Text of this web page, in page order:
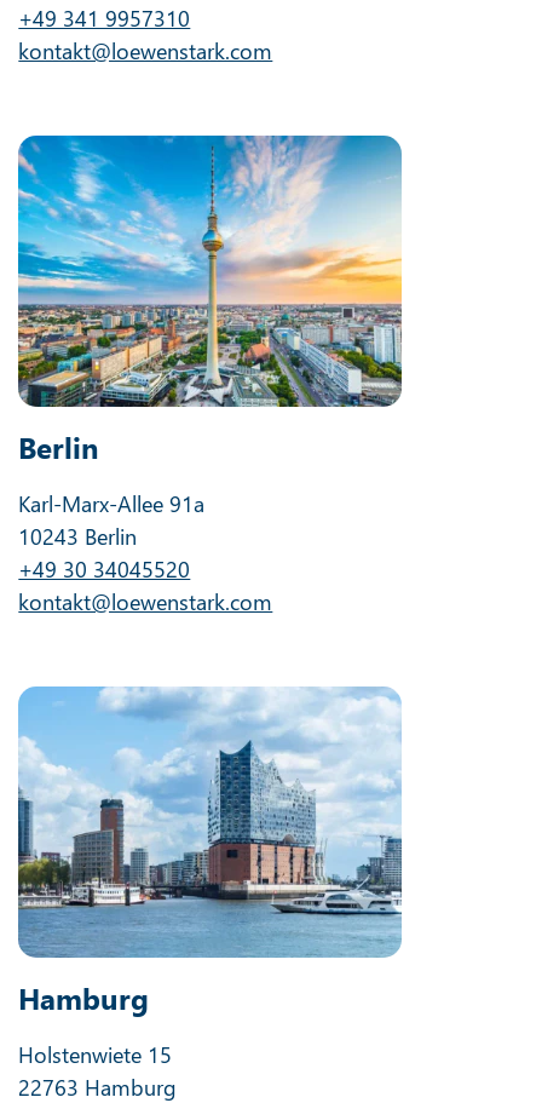
+49 341 9957310
kontakt@loewenstark.com
Berlin
Karl-Marx-Allee 91a
10243 Berlin
+49 30 34045520
kontakt@loewenstark.com
Hamburg
Holstenwiete 15
22763 Hamburg